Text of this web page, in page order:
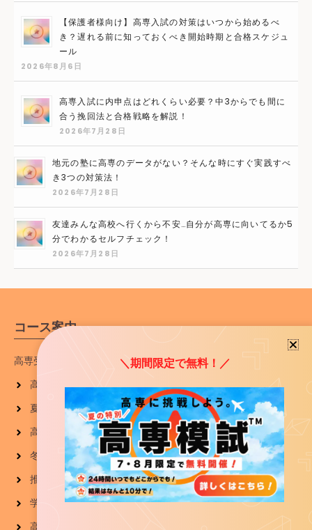
【保護者様向け】高専入試の対策はいつから始めるべ
き？遅れる前に知っておくべき開始時期と合格スケジュ
ール
2026年8月6日
高専入試に内申点はどれくらい必要？中3からでも間に
合う挽回法と合格戦略を解説！
2026年7月28日
地元の塾に高専のデータがない？そんな時にすぐ実践すべ
き3つの対策法！
2026年7月28日
友達みんな高校へ行くから不安…自分が高専に向いてるか5
分でわかるセルフチェック！
2026年7月28日
コース案内
高専受験生向け
高専入試対策コース
夏期講習
高専模試
冬期講習
推薦入試対策講座
学力入試直前対策講座
高専入学準備講座
ホーム
ナレッジスターとは
スタッフ
ブログ
採用情報
＼期間限定で無料！／